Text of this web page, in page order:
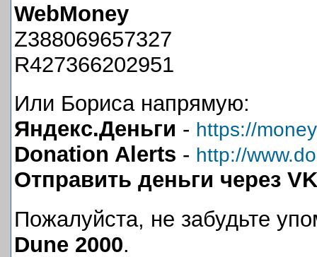
WebMoney
Z388069657327
R427366202951
Или Бориса напрямую:
Яндекс.Деньги - https://
Donation Alerts - http://
Отправить деньги через VK
Пожалуйста, не забудьте
Dune 2000.